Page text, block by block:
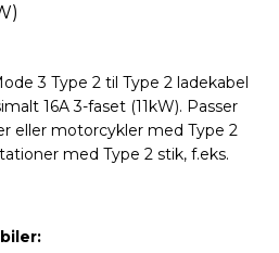
3 Type 2 til Type 2 ladekabel
16A 3-faset (11kW). Passer
eller motorcykler med Type 2
med Type 2 stik, f.eks.